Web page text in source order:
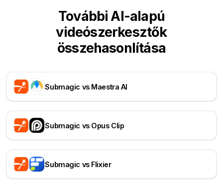
További AI-alapú
videószerkesztők
összehasonlítása
Submagic vs Maestra AI
Submagic vs Opus Clip
Submagic vs Flixier